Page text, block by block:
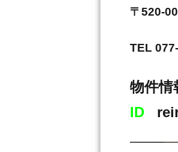
〒520-
TEL
物件
ID